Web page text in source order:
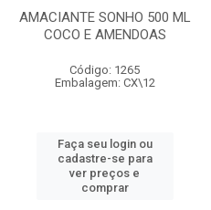
AMACIANTE SONHO 500 ML
COCO E AMENDOAS
Código: 1265
Embalagem: CX\12
Faça seu login ou
cadastre-se para
ver preços e
comprar